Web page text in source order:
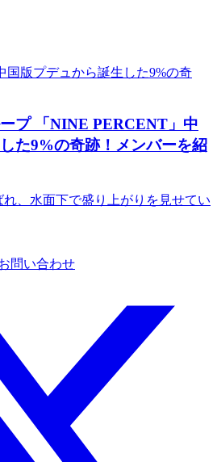
プ「NINE PERCENT」中
た9%の奇跡！メンバーを紹
れ、水面下で盛り上がりを見せてい
問い合わせ